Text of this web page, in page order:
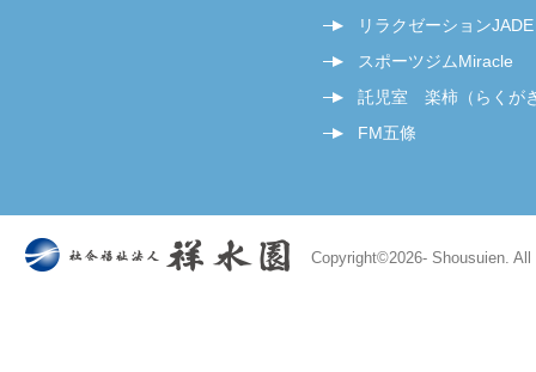
リラクゼーションJADE
スポーツジムMiracle
託児室 楽柿（らくが
FM五條
Copyright©2026- Shousuien.